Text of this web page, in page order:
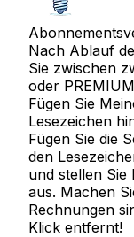
Nach Ablauf
Sie zwischen
oder
Fügen Sie
Lesezeichen
Fügen Sie die
den
und stellen Sie
aus. Machen
Rechnungen
Klick entfernt!